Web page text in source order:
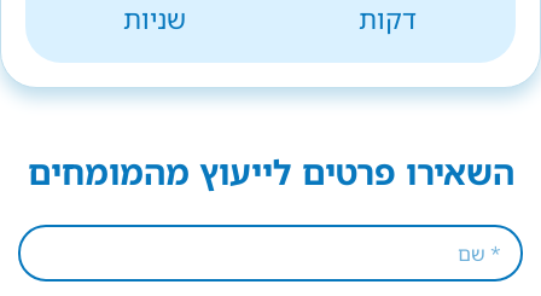
דקות
שניות
השאירו פרטים לייעוץ מהמומחים